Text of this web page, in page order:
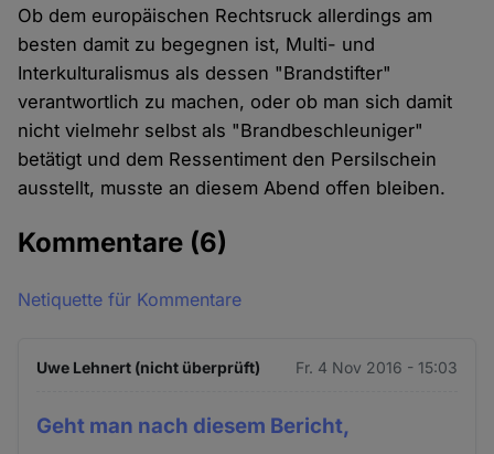
Ob dem europäischen Rechtsruck allerdings am
besten damit zu begegnen ist, Multi- und
Interkulturalismus als dessen "Brandstifter"
verantwortlich zu machen, oder ob man sich damit
nicht vielmehr selbst als "Brandbeschleuniger"
betätigt und dem Ressentiment den Persilschein
ausstellt, musste an diesem Abend offen bleiben.
Kommentare (6)
Netiquette für Kommentare
Uwe Lehnert (nicht überprüft) Fr. 4 Nov 2016 - 15:03
Geht man nach diesem Bericht,